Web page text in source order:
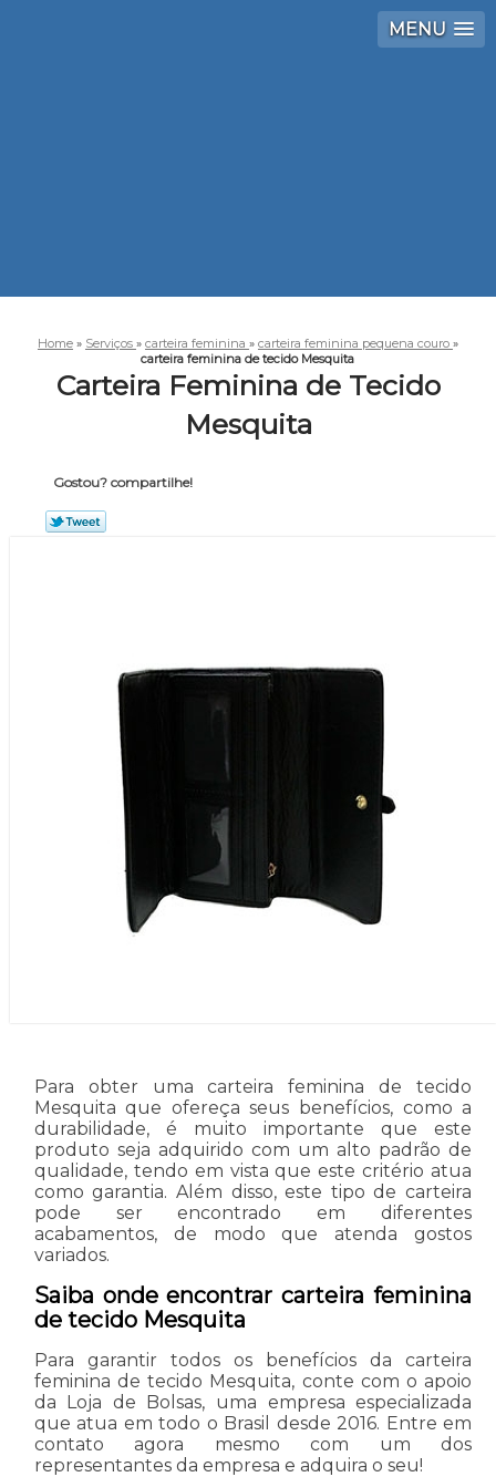
MENU
Home » Serviços » carteira feminina » carteira feminina pequena couro »
carteira feminina de tecido Mesquita
Carteira Feminina de Tecido
Mesquita
Gostou? compartilhe!
Para obter uma carteira feminina de tecido
Mesquita que ofereça seus benefícios, como a
durabilidade, é muito importante que este
produto seja adquirido com um alto padrão de
qualidade, tendo em vista que este critério atua
como garantia. Além disso, este tipo de carteira
pode ser encontrado em diferentes
acabamentos, de modo que atenda gostos
variados.
Saiba onde encontrar carteira feminina
de tecido Mesquita
Para garantir todos os benefícios da carteira
feminina de tecido Mesquita, conte com o apoio
da Loja de Bolsas, uma empresa especializada
que atua em todo o Brasil desde 2016. Entre em
contato agora mesmo com um dos
representantes da empresa e adquira o seu!